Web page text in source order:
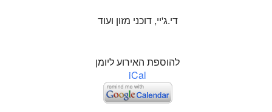
די.ג'יי, דוכני מזון ועוד
להוספת האירוע ליומן
iCal